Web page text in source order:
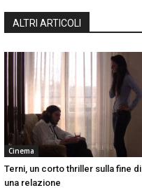
ALTRI ARTICOLI
Cinema
Terni, un corto thriller sulla fine di
una relazione